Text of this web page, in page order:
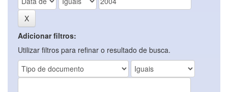
Adicionar filtros:
Utilizar filtros para refinar o resultado de busca.